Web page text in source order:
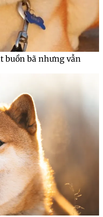
buồn bã nhưng vẫn